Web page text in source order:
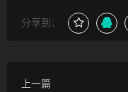
分享到：
上一篇